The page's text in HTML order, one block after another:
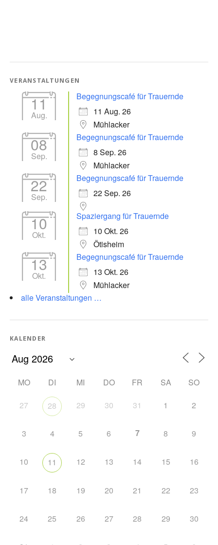
VERANSTALTUNGEN
11
Aug.
Begegnungscafé für Trauernde
11 Aug. 26
Mühlacker
08
Sep.
Begegnungscafé für Trauernde
8 Sep. 26
Mühlacker
22
Sep.
Begegnungscafé für Trauernde
22 Sep. 26
10
Okt.
Spaziergang für Trauernde
10 Okt. 26
Ötisheim
13
Okt.
Begegnungscafé für Trauernde
13 Okt. 26
Mühlacker
alle Veranstaltungen …
KALENDER
MO DI MI DO FR SA SO
27 28 29 30 31 1 2
3 4 5 6 7 8 9
10 11 12 13 14 15 16
17 18 19 20 21 22 23
24 25 26 27 28 29 30